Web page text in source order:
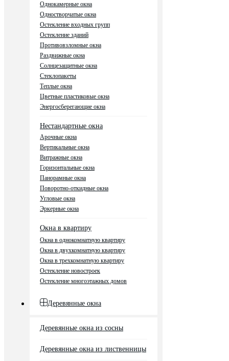
Однокамерные окна
Одностворчатые окна
Остекление входных групп
Остекление зданий
Противовзломные окна
Раздвижные окна
Солнцезащитные окна
Стеклопакеты
Теплые окна
Цветные пластиковые окна
Энергосберегающие окна
Нестандартные окна
Арочные окна
Вертикальные окна
Витражные окна
Горизонтальные окна
Панорамные окна
Поворотно-откидные окна
Угловые окна
Эркерные окна
Окна в квартиру
Окна в однокомнатную квартиру
Окна в двухкомнатную квартиру
Окна в трехкомнатную квартиру
Остекление новостроек
Остекление многоэтажных домов
Деревянные окна
Деревянные окна из сосны
Деревянные окна из лиственницы